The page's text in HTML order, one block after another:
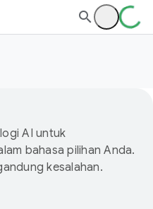
AI untuk
bahasa pilihan Anda.
kesalahan.